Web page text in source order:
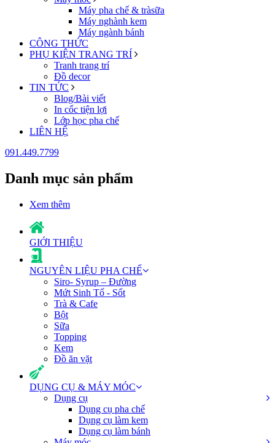
Máy pha chế & tràsữa
Máy nghành kem
Máy ngành bánh
CÔNG THỨC
PHỤ KIỆN TRANG TRÍ
Tranh trang trí
Đồ decor
TIN TỨC
Blog/Bài viết
In cốc tiện lợi
Lớp học pha chế
LIÊN HỆ
091.449.7799
Danh mục sản phẩm
Xem thêm
GIỚI THIỆU
NGUYÊN LIỆU PHA CHẾ
Siro- Syrup – Đường
Mứt Sinh Tố - Sốt
Trà & Cafe
Bột
Sữa
Topping
Kem
Đồ ăn vặt
DỤNG CỤ & MÁY MÓC
Dụng cụ
Dụng cụ pha chế
Dụng cụ làm kem
Dụng cụ làm bánh